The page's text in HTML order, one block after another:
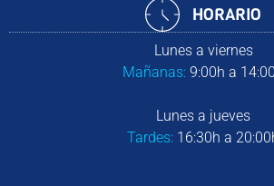
HORARIO
Lunes a viernes
Mañanas: 9:00h a
Lunes a jueves
Tardes: 16:30h a